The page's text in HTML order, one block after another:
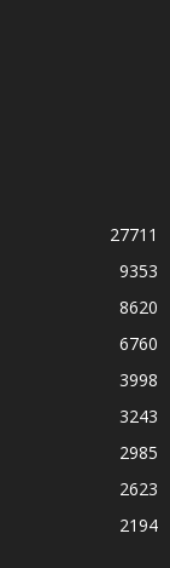
27711
9353
8620
6760
3998
3243
2985
2623
2194